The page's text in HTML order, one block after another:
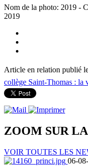
Nom de la photo: 2019 -
2019
Article en relation publié
collège Saint-Thomas : la
ZOOM SUR LA
VOIR TOUTES LES
06-